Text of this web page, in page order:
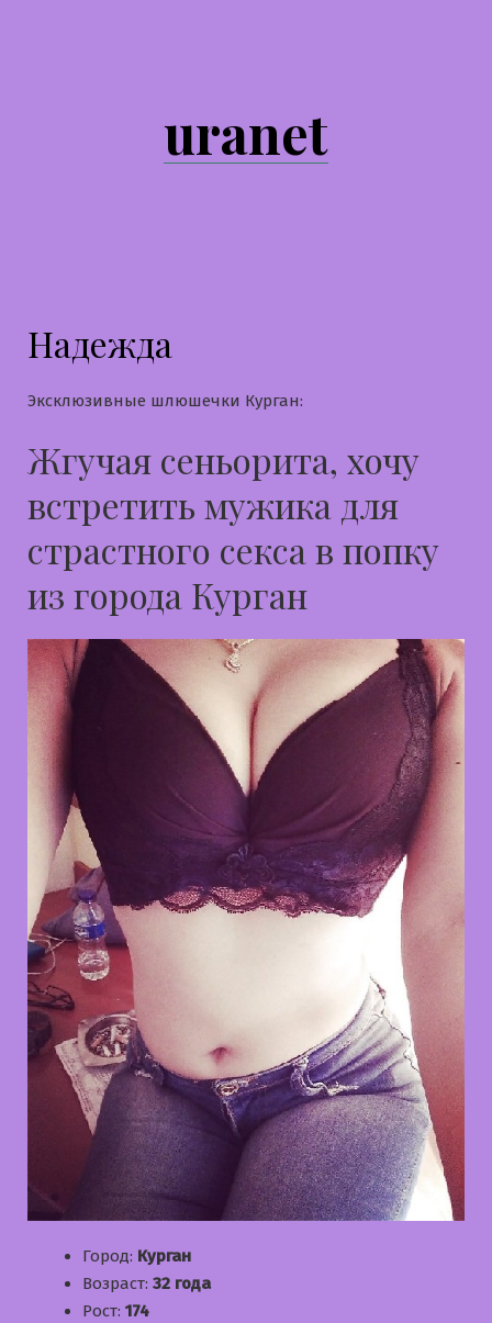
uranet
Надежда
Эксклюзивные шлюшечки Курган:
Жгучая сеньорита, хочу
встретить мужика для
страстного секса в попку
из города Курган
Город: Курган
Возраст: 32 года
Рост: 174